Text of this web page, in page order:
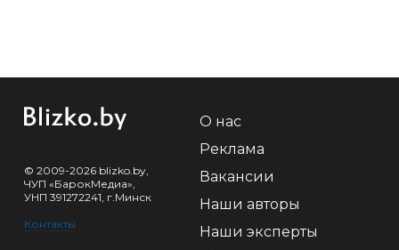
© 2009-2026 blizko.by,
ЧУП «БарокМедиа»,
УНП 391272241, г.Минск
Контакты
О нас
Реклама
Вакансии
Наши авторы
Наши эксперты